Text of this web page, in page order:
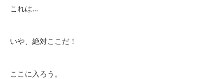
これは…
いや、絶対ここだ！
ここに入ろう。